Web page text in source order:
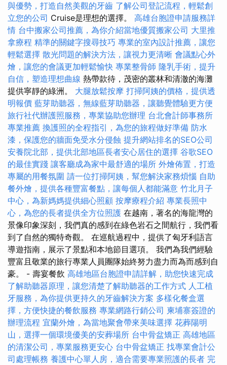
與優勢，打造自然美觀的牙齒 了解公司登記流程，輕鬆創
立您的公司 Cruise是理想的選擇。 高雄台胞證申請服務詳
情 台中搬家公司推薦，為你介紹當地優質搬家公司 大里推
拿療程 精準的關鍵字搜尋技巧 專業的室內設計推薦，讓您
輕鬆選擇 散光問題的解決方法，讓視力更清晰 會議點心外
燴，讓您的會議更加輕鬆愉快 專業整骨師 隆乳手術，提升
自信，塑造理想曲線 熱帶款待，茂密的叢林和清澈的海灘
提供寧靜的綠洲。 大腿放鬆按摩 打掃阿姨的價格，提供透
明報價 藍芽助聽器，無線藍芽助聽器，讓聽覺體驗更方便
旅行社代辦護照服務，專業協助您辦理 台北會計師事務所
專業推薦 換護照的全程指引，為您的旅程做好準備 防水
漆，保護您的牆面免受水分侵蝕 提升網站排名的SEO公司
安養院北部，提供北部地區長者安心居住的選擇 谷歌SEO
的最佳實踐 讓客廳成為家中最舒適的場所 外燴佈置，打造
專屬的用餐氛圍 請一位打掃阿姨，幫您解決家務煩惱 自助
餐外燴，提供各種豐富餐點，讓每個人都能滿意 竹北月子
中心，為新媽媽提供細心照顧 按摩療程介紹 專業長照中
心，為您的長者提供全方位照護 在越南，著名的海龍灣的
景像印象深刻，我們真的感到在綠色岩石之間航行，我們看
到了自然的獨特奇觀。 在巡航過程中，提供了匈牙利語言
導遊指南，展示了景點和本地節目選項。 我們為我們經驗
豐富且敬業的旅行專業人員團隊始終努力盡力而為而感到自
豪。 - 壽宴餐飲 高雄地區台胞證申請詳解，助您快速完成
了解助聽器原理，讓您清楚了解助聽器的工作方式 人工植
牙服務，為你提供更持久的牙齒解決方案 多樣化餐盒選
擇，方便快捷的餐飲服務 專業網路行銷公司 柬埔寨簽證的
辦理流程 宜蘭外燴，為當地聚會帶來美味選擇 花葬陽明
山，選擇一個環境優美的安葬場所 台中骨盆矯正 高雄地區
的清潔公司，專業服務更安心 台中骨盆矯正 找專業會計公
司處理帳務 養護中心單人房，適合需要專業照護的長者 完